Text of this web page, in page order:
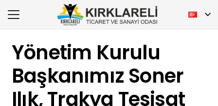
Yönetim Kurulu
Başkanımız Soner
Ilık, Trakya Tesisat